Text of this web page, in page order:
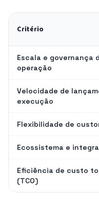
Critério
Escala e governança
operação
Velocidade de
execução
Flexibilidade de
Ecossistema e
Eficiência de custo
(TCO)